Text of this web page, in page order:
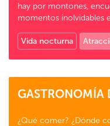
hay por montones,
momentos inolvidables
Vida nocturna
GASTRONOMÍA
¿Qué comer? ¿Dónde